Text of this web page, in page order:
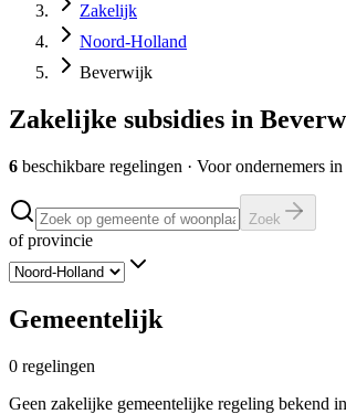
Zakelijk
Noord-Holland
Beverwijk
Zakelijke subsidies in
6 beschikbare regelingen · Voor ondernemers in
Zoek
of provincie
Gemeentelijk
0 regelingen
Geen zakelijke gemeentelijke regeling bekend